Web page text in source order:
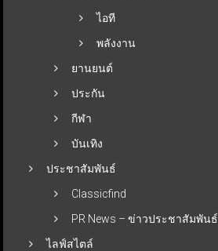
ไอที
พลังงาน
ยานยนต์
ประกัน
กีฬา
บันเทิง
ประชาสัมพันธ์
Classicfind
PR News – ข่าวประชาสัมพันธ์
ไลฟ์สไตล์